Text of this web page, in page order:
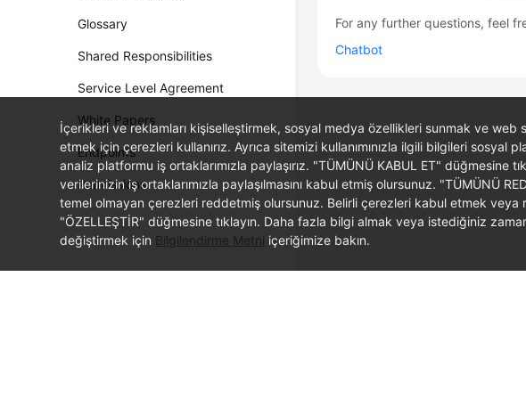
Glossary
Shared Responsibilities
Service Level Agreement
White Papers
Endpoints
Permissions
For any further questions, feel
Chatbot
İçerikleri ve reklamları kişiselleştirmek, sosyal medya özellikleri sunmak ve web
etmek için çerezleri kullanırız. Ayrıca sitemizi kullanımınızla ilgili bilgileri sosyal
analiz platformu iş ortaklarımızla paylaşırız. "TÜMÜNÜ KABUL ET" düğmesine
verilerinizin iş ortaklarımızla paylaşılmasını kabul etmiş olursunuz. "TÜMÜNÜ
temel olmayan çerezleri reddetmiş olursunuz. Belirli çerezleri kabul etmek veya
"ÖZELLEŞTİR" düğmesine tıklayın. Daha fazla bilgi almak veya istediğiniz
değiştirmek için Bilgilendirme Metni içeriğimize bakın.